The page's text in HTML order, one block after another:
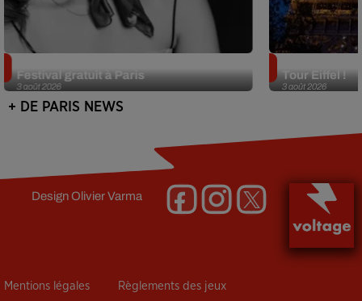
3 août 2026
Festival gratuit à Paris
3 août 2026
Tour Eiffel !
+ DE PARIS NEWS
DesignOlivier Varma
Mentions légales Règlements des jeux